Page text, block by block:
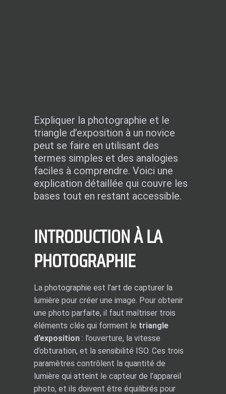
Expliquer la photographie et le
triangle d’exposition à un novice
peut se faire en utilisant des
termes simples et des analogies
faciles à comprendre. Voici une
explication détaillée qui couvre les
bases tout en restant accessible.
INTRODUCTION À LA
PHOTOGRAPHIE
La photographie est l’art de capturer la
lumière pour créer une image. Pour obtenir
une photo parfaite, il faut maîtriser trois
éléments clés qui forment le triangle
d’exposition : l’ouverture, la vitesse
d’obturation, et la sensibilité ISO. Ces trois
paramètres contrôlent la quantité de
lumière qui atteint le capteur de l’appareil
photo, et ils doivent être équilibrés pour